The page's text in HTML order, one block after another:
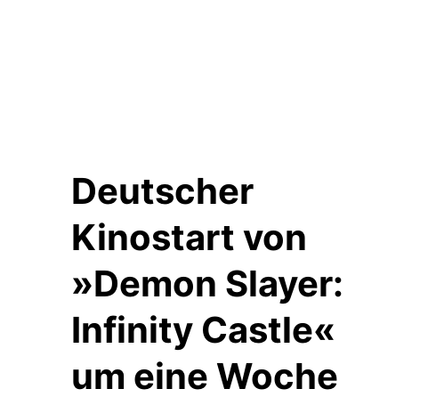
Deutscher
Kinostart von
»Demon Slayer:
Infinity Castle«
um eine Woche